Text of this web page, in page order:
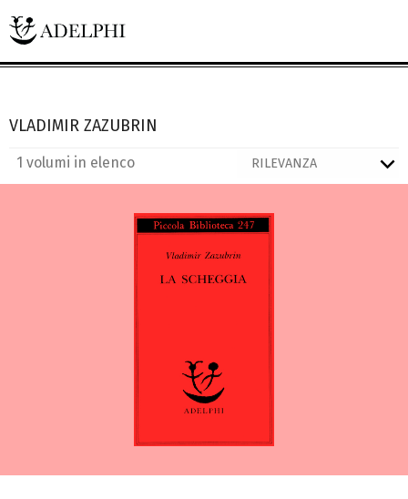
VLADIMIR ZAZUBRIN
1 volumi in elenco